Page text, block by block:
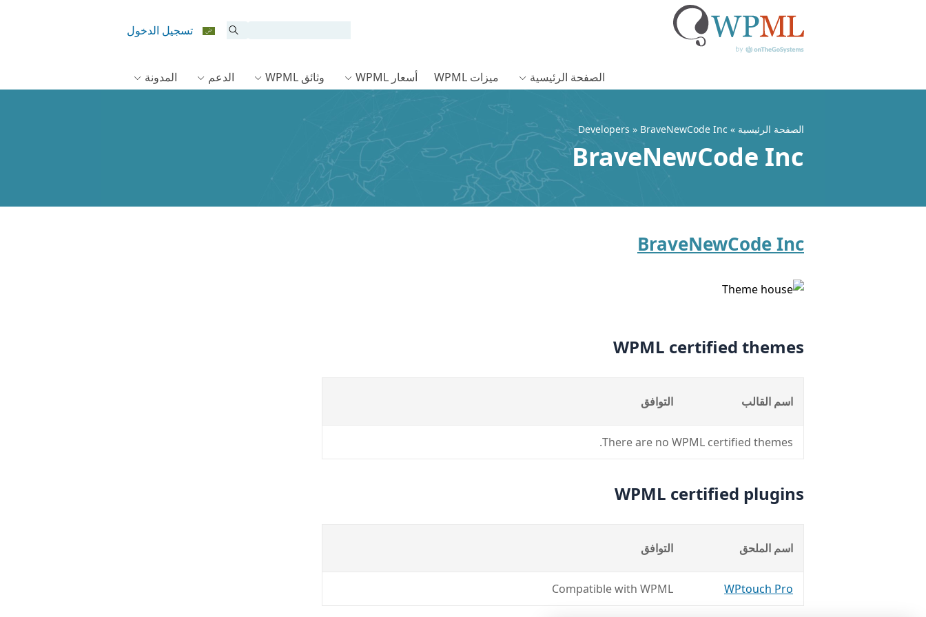
تسجيل الدخول
الصفحة الرئيسية ميزات WPML أسعار WPML وثائق WPML الدعم المدونة
الصفحة الرئيسية » Developers » BraveNewCode Inc
BraveNewCode Inc
BraveNewCode Inc
WPML certified themes
اسم القالب التوافق
There are no WPML certified themes.
WPML certified plugins
اسم الملحق التوافق
WPtouch Pro
Compatible with WPML